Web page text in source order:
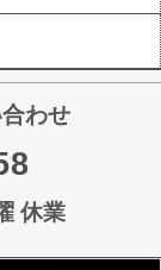
わせ
休業